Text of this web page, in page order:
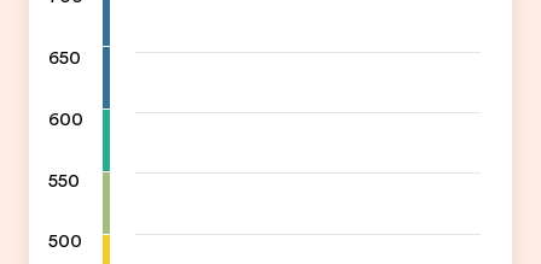
650
600
550
500